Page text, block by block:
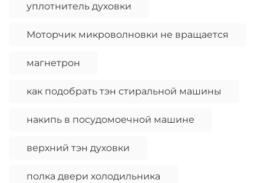
уплотнитель духовки
Моторчик микроволновки не вращается
магнетрон
как подобрать тэн стиральной машины
накипь в посудомоечной машине
верхний тэн духовки
полка двери холодильника